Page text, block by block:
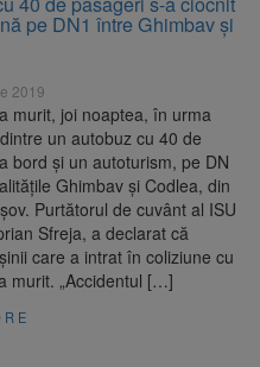
DN1E Brașov
Două
fiscală de
după
deveni
a Victimelor
pe DN1 între Ghimbav și
2019
murit, joi noaptea, în urma
un autobuz cu 40 de
bord și un autoturism, pe DN
Ghimbav și Codlea, din
Purtătorul de cuvânt al ISU
Sfreja, a declarat că
care a intrat în coliziune cu
murit. „Accidentul […]